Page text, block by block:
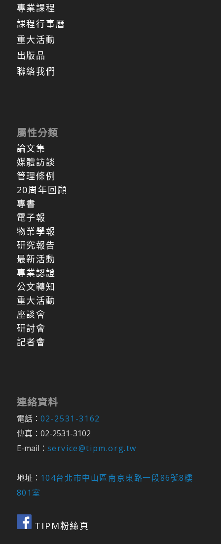
專業課程
課程行事曆
重大活動
出版品
聯絡我們
屬性分類
論文集
媒體訪談
管理條例
20周年回顧
專書
電子報
物業學報
研究報告
最新活動
專業認證
公文轉知
重大活動
座談會
研討會
記者會
連絡資料
電話： 02-2531-3162
傳真：02-2531-3102
E-mail： service@tipm.org.tw
地址： 104台北市中山區南京東路一段86號8樓
801室
TIPM粉絲頁